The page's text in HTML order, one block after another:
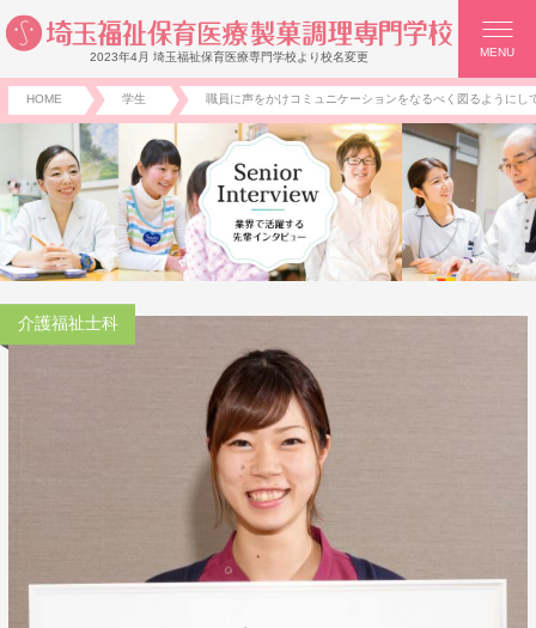
2023年4月 埼玉福祉保育医療専門学校より校名変更 MENU
HOME 学生 職員に声をかけコミュニケーションをなるべく図るようにし
介護福祉士科